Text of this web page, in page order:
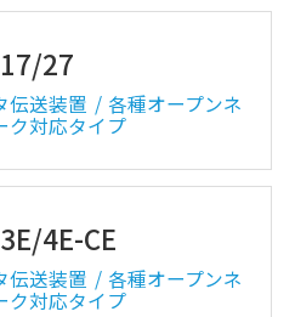
27
伝送装置 各種オープンネ
ク対応タイプ
4E-CE
伝送装置 各種オープンネ
ク対応タイプ